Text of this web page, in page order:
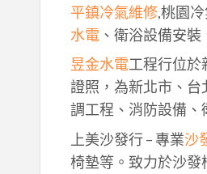
平鎮冷氣維修,桃園冷
水電、衛浴設備安裝
昱金水電工程行位於
證照，為新北市、
調工程、消防設備、
上美沙發行 – 專業沙
椅墊等。致力於沙發